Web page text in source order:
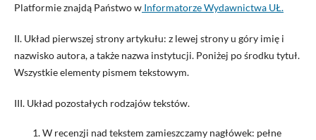
Platformie znajdą Państwo wInformatorze Wydawnictwa UŁ.
II. Układ pierwszej strony artykułu: z lewej strony u góry imię i
nazwisko autora, a także nazwa instytucji. Poniżej po środku tytuł.
Wszystkie elementy pismem tekstowym.
III. Układ pozostałych rodzajów tekstów.
W recenzji nad tekstem zamieszczamy nagłówek: pełne